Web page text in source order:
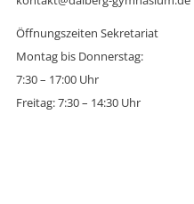
Öffnungszeiten Sekretariat
Montag bis Donnerstag:
7:30 – 17:00 Uhr
Freitag: 7:30 – 14:30 Uhr